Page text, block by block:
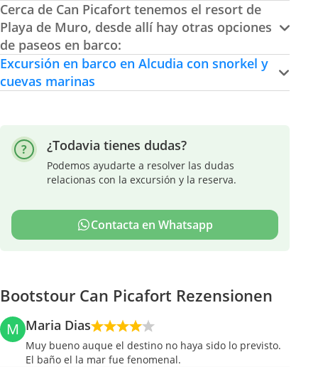
Cerca de Can Picafort tenemos el resort de
Playa de Muro, desde allí hay otras opciones
de paseos en barco:
Excursión en barco en Alcudia con snorkel y
cuevas marinas
¿Todavia tienes dudas?
Podemos ayudarte a resolver las dudas
relacionas con la excursión y la reserva.
Contacta en Whatsapp
Bootstour Can Picafort Rezensionen
M Maria Dias
Muy bueno auque el destino no haya sido lo previsto.
El baño el la mar fue fenomenal.